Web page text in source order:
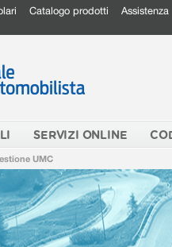
Catalogo prodotti Assistenza
SERVIZI ONLINE
UMC